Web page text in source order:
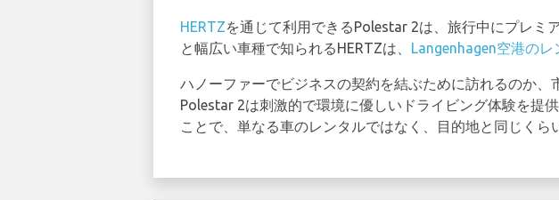
HERTZを通じて利用できるPolestar 2は、旅行中にプレミ
と幅広い車種で知られるHERTZは、 Langenhagen空港のレ
ハノーファーでビジネスの契約を結ぶために訪れるのか、
Polestar 2は刺激的で環境に優しいドライビング体験を提
ことで、単なる車のレンタルではなく、目的地と同じくら